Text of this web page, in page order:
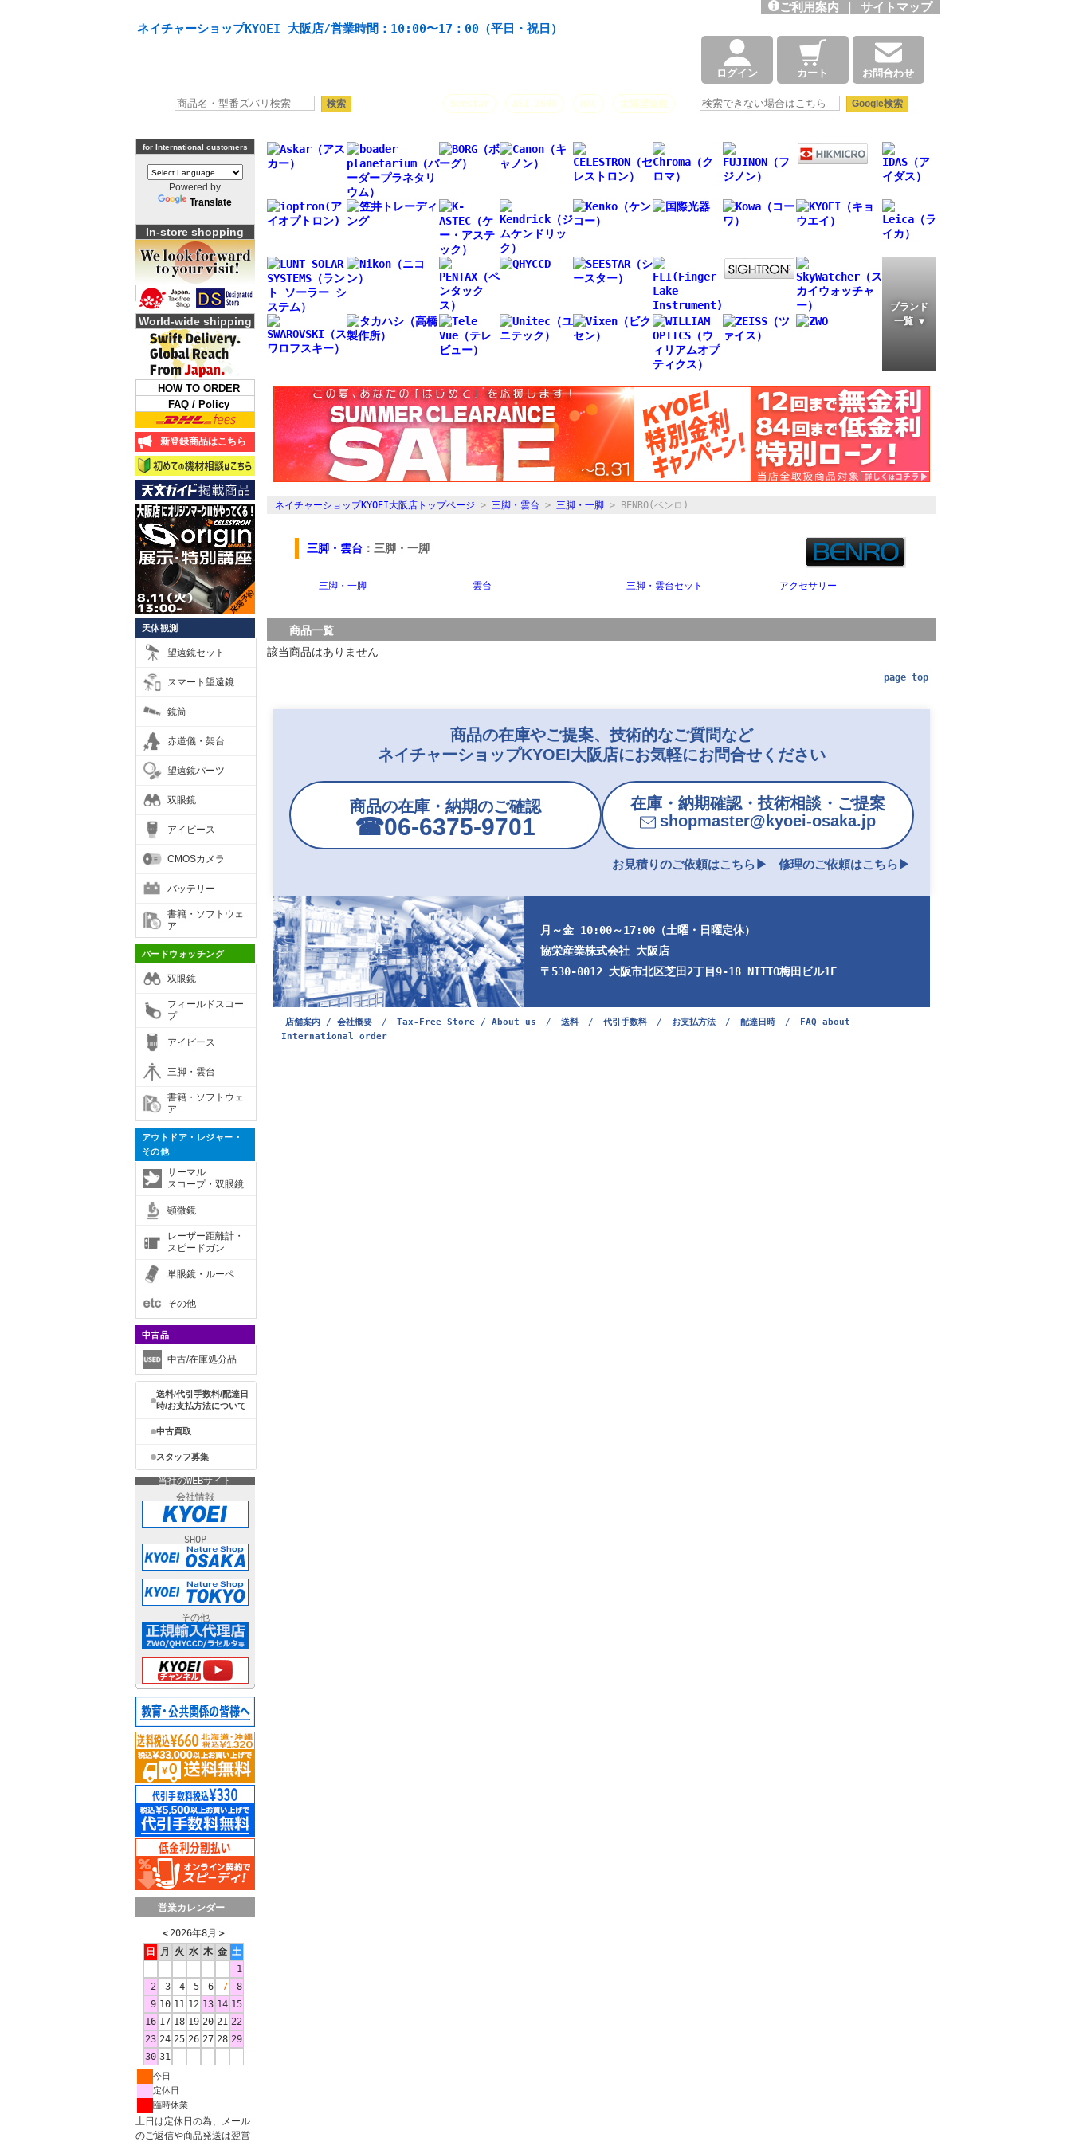
ネイチャーショップKYOEI 大阪店/営業時間：10:00〜17：00（平日・祝日）
ご利用案内 | サイトマップ
ログイン カート お問合わせ
Seestar ASI 2600 HAC 太陽望遠鏡
for International customers
Powered by
Translate
In-store shopping
World-wide shipping
HOW TO ORDER
FAQ / Policy
新登録商品はこちら
天体観測
望遠鏡セット
スマート望遠鏡
鏡筒
赤道儀・架台
望遠鏡パーツ
双眼鏡
アイピース
CMOSカメラ
バッテリー
書籍・ソフトウェ
ア
バードウォッチング
双眼鏡
フィールドスコー
プ
アイピース
三脚・雲台
書籍・ソフトウェ
ア
アウトドア・レジャー・
その他
サーマル
スコープ・双眼鏡
顕微鏡
レーザー距離計・
スピードガン
単眼鏡・ルーペ
その他
中古品
中古/在庫処分品
送料/代引手数料/配達日
時/お支払方法について
中古買取
スタッフ募集
当社のWEBサイト
会社情報
SHOP
その他
営業カレンダー
＜ 2026年8月 ＞
日
月 火 水 木 金 土
1
2
3 4 5 6 7
8
9 10 11 12 13 14 15
16 17 18 19 20 21 22
23 24 25 26 27 28 29
30 31
今日
定休日
臨時休業
土日は定休日の為、メール
のご返信や商品発送は翌営
ブランド
一覧 ▼
ネイチャーショップKYOEI大阪店トップページ > 三脚・雲台 > 三脚・一脚> BENRO(ベンロ)
三脚・雲台 ：三脚・一脚
三脚・一脚 雲台 三脚・雲台セット アクセサリー
商品一覧
該当商品はありません
page top
商品の在庫やご提案、技術的なご質問など
ネイチャーショップKYOEI大阪店にお気軽にお問合せください
商品の在庫・納期のご確認
☎︎06-6375-9701
在庫・納期確認・技術相談・ご提案
shopmaster@kyoei-osaka.jp
お見積りのご依頼はこちら▶︎ 修理のご依頼はこちら▶︎
月～金 10:00～17:00（土曜・日曜定休）
協栄産業株式会社 大阪店
〒530-0012 大阪市北区芝田2丁目9-18 NITTO梅田ビル1F
店舗案内 / 会社概要 / Tax-Free Store / About us / 送料 / 代引手数料 / お支払方法 / 配達日時 /
FAQ about
International order